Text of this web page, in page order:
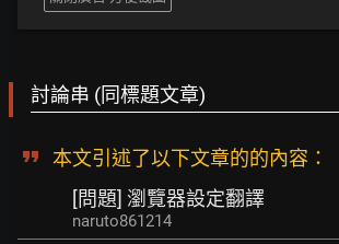
討論串 (同標題文章)
本文引述了以下文章的的內容：
[問題] 瀏覽器設定翻譯
naruto861214